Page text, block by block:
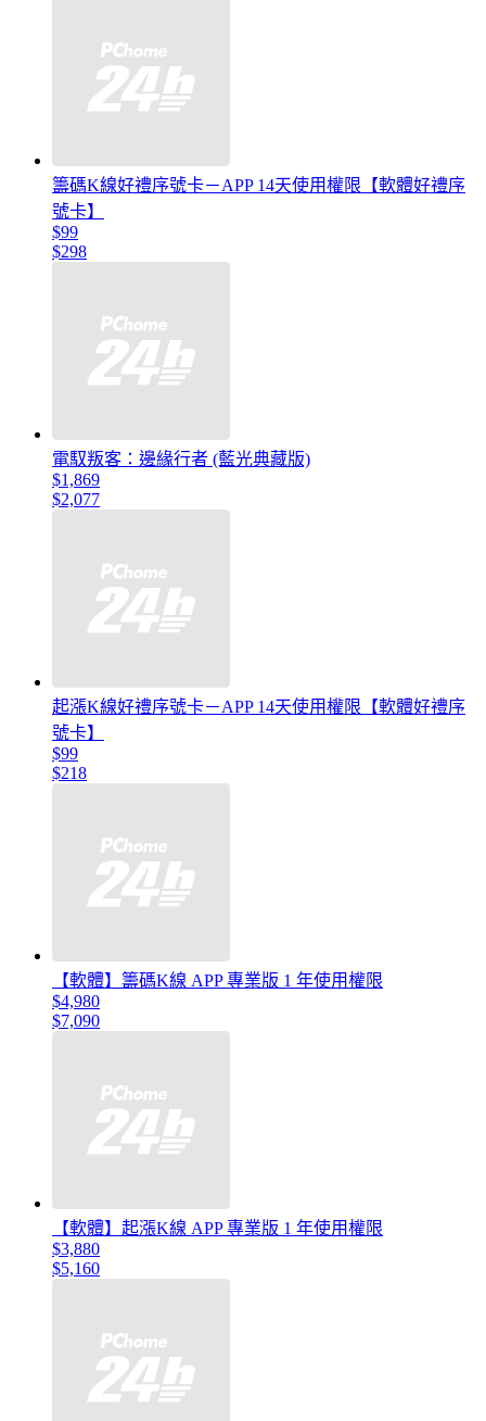
籌碼K線好禮序號卡－APP 14天使用權限【軟體好禮序
號卡】
$99
$298
電馭叛客：邊緣行者 (藍光典藏版)
$1,869
$2,077
起漲K線好禮序號卡－APP 14天使用權限【軟體好禮序
號卡】
$99
$218
【軟體】籌碼K線 APP 專業版 1 年使用權限
$4,980
$7,090
【軟體】起漲K線 APP 專業版 1 年使用權限
$3,880
$5,160